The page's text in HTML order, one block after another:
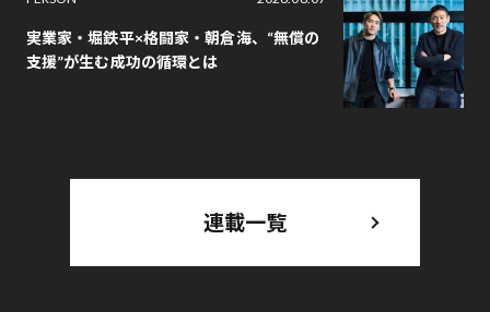
実業家・堀鉄平×格闘家・朝倉海、“無償の
支援”が生む成功の循環とは
連載一覧